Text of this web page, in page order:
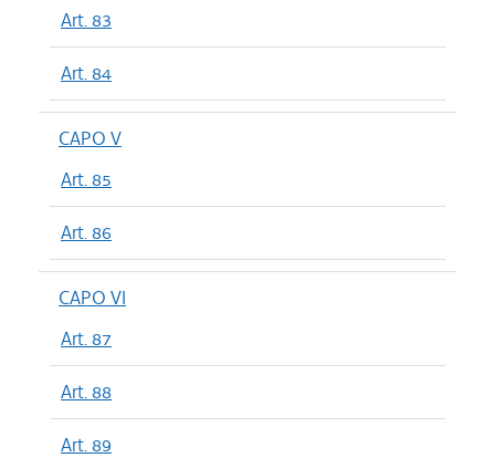
Art. 83
Art. 84
CAPO V
Art. 85
Art. 86
CAPO VI
Art. 87
Art. 88
Art. 89